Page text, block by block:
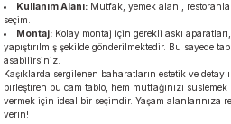
Kullanım Alanı: Mutfak, yemek alanı,
seçim.
Montaj: Kolay montaj için gerekli askı
yapıştırılmış şekilde gönderilmektedir. Bu sayede
asabilirsiniz.
Kaşıklarda sergilenen baharatların estetik ve
birleştiren bu cam tablo, hem mutfağınızı
vermek için ideal bir seçimdir. Yaşam alanlarınıza
verin!